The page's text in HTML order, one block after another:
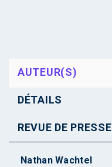
AUTEUR(S)
DÉTAILS
REVUE DE PRESSE
Nathan Wachtel